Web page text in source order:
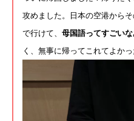
攻めました。
日本の空港から
で行けて、 母国語ってすごい
く、 無事に帰ってこれてよかっ